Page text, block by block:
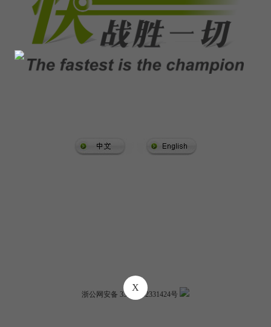
X
浙公网安备 33100402331424号